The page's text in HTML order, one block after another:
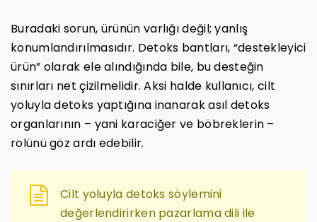
Buradaki sorun, ürünün varlığı değil; yanlış
konumlandırılmasıdır. Detoks bantları, “destekleyici
ürün” olarak ele alındığında bile, bu desteğin
sınırları net çizilmelidir. Aksi halde kullanıcı, cilt
yoluyla detoks yaptığına inanarak asıl detoks
organlarının – yani karaciğer ve böbreklerin –
rolünü göz ardı edebilir.
Cilt yoluyla detoks söylemini
değerlendirirken pazarlama dili ile